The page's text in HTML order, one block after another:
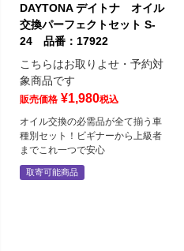
DAYTONA デイトナ オイル
交換パーフェクトセット S-
24 品番：17922
こちらはお取りよせ・予約対
象商品です
販売価格 ¥1,980税込
オイル交換の必需品が全て揃う車
種別セット！ビギナーから上級者
までこれ一つで安心
取寄可能商品